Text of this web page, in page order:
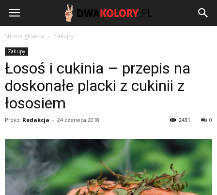
DwaKolory.pl
Strona główna Zakupy
Zakupy
Łosoś i cukinia – przepis na
doskonałe placki z cukinii z
łososiem
Przez Redakcja - 24 czerwca 2018 0
2431